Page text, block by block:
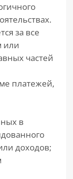
за все
или
частей
платежей,
в
доходов;